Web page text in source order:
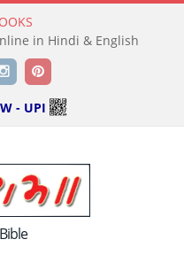
in Hindi & English
InstagramPinterest
- UPI